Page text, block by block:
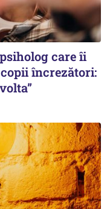
care îi
încrezători: